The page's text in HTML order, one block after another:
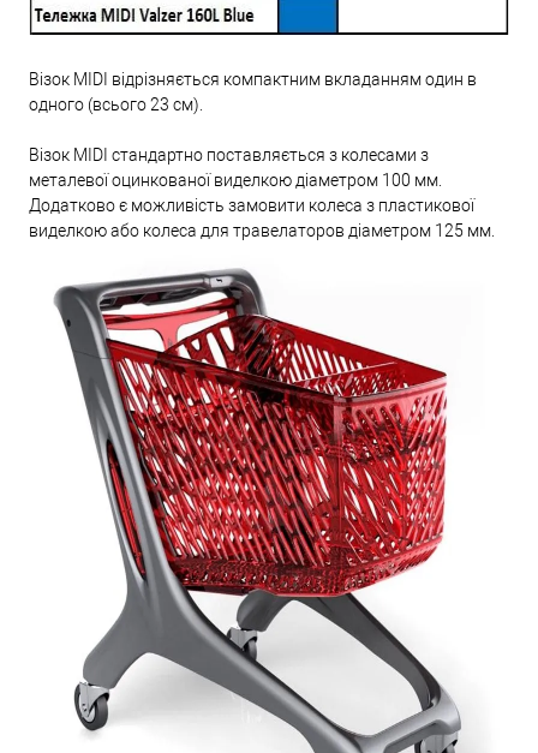
Візок MIDI відрізняється компактним вкладанням один в
одного (всього 23 см).
Візок MIDI стандартно поставляється з колесами з
металевої оцинкованої виделкою діаметром 100 мм.
Додатково є можливість замовити колеса з пластикової
виделкою або колеса для травелаторов діаметром 125 мм.